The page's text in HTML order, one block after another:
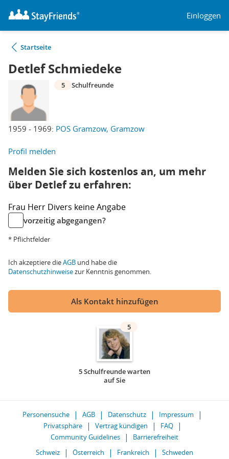
Einloggen
Startseite
Detlef Schmiedeke
1959 - 1969: POS Gramzow, Gramzow
5 Schulfreunde
Profil melden
Melden Sie sich kostenlos an, um mehr
über Detlef zu erfahren:
Frau Herr Divers keine Angabe
vorzeitig abgegangen?
* Pflichtfelder
Ich akzeptiere dieAGB und habe die
Datenschutzhinweisezur Kenntnis genommen.
Als Kontakt hinzufügen
5
5 Schulfreunde warten
auf Sie
Personensuche AGB Datenschutz
Impressum
Privatsphäre
Vertrag kündigen
FAQ
Community Guidelines
Barrierefreiheit
Schweiz
Österreich Frankreich Schweden